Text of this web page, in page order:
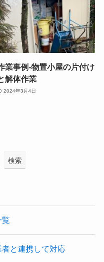
業事例-物置小屋の片付け
解体作業
2024年3月4日
検索
覧
と連携して対応